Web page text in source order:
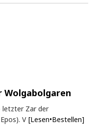
letzter Zar der
V [Lesen•Bestellen]